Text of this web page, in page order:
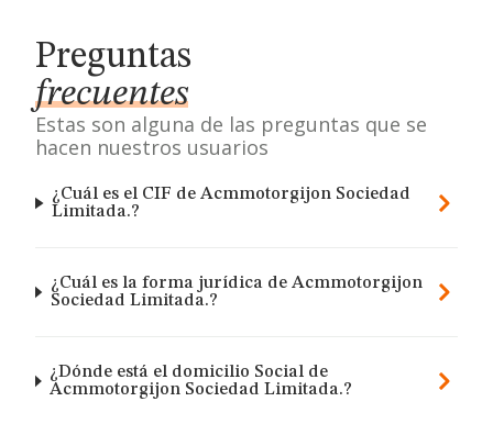
Preguntas
frecuentes
Estas son alguna de las preguntas que se
hacen nuestros usuarios
¿Cuál es el CIF de Acmmotorgijon Sociedad
Limitada.?
¿Cuál es la forma jurídica de Acmmotorgijon
Sociedad Limitada.?
¿Dónde está el domicilio Social de
Acmmotorgijon Sociedad Limitada.?